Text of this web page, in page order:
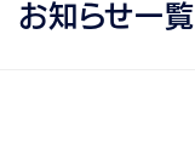
お知らせ一覧